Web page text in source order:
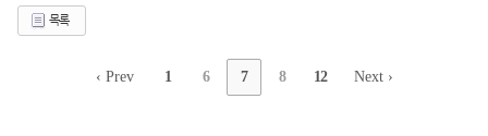
목록
‹ Prev 1 6 7 8 12 Next ›